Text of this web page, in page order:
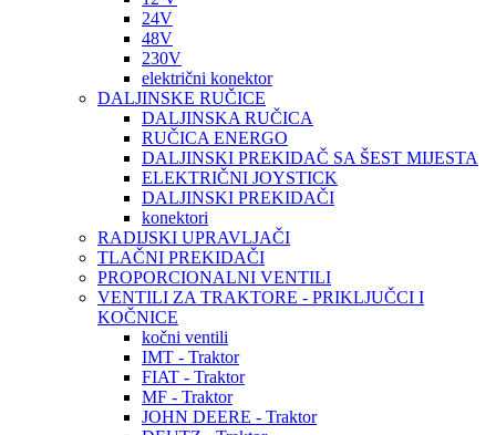
24V
48V
230V
električni konektor
DALJINSKE RUČICE
DALJINSKA RUČICA
RUČICA ENERGO
DALJINSKI PREKIDAČ SA ŠEST MIJESTA
ELEKTRIČNI JOYSTICK
DALJINSKI PREKIDAČI
konektori
RADIJSKI UPRAVLJAČI
TLAČNI PREKIDAČI
PROPORCIONALNI VENTILI
VENTILI ZA TRAKTORE - PRIKLJUČCI I
KOČNICE
kočni ventili
IMT - Traktor
FIAT - Traktor
MF - Traktor
JOHN DEERE - Traktor